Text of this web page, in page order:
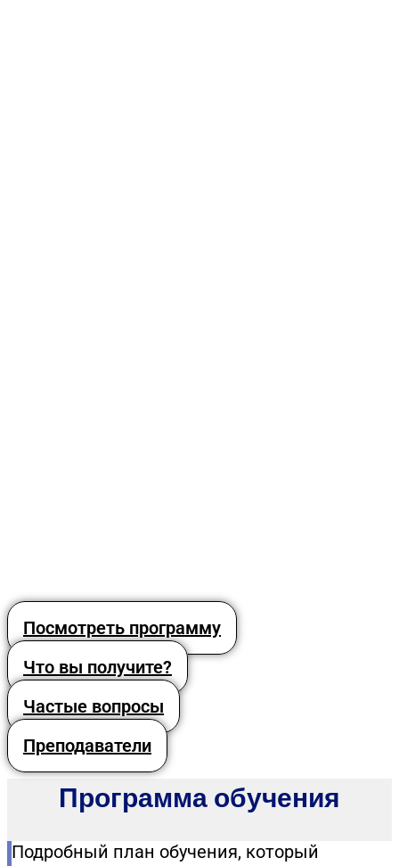
Посмотреть программу
Что вы получите?
Частые вопросы
Преподаватели
Программа обучения
Подробный план обучения, который